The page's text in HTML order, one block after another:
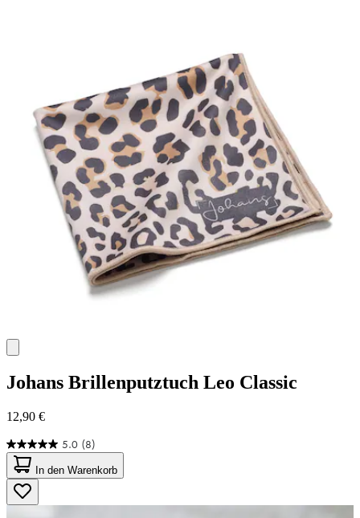
Johans Brillenputztuch Leo Classic
12,90 €
5.0 (8)
5.0
von
5
Sternen.
8
In den Warenkorb